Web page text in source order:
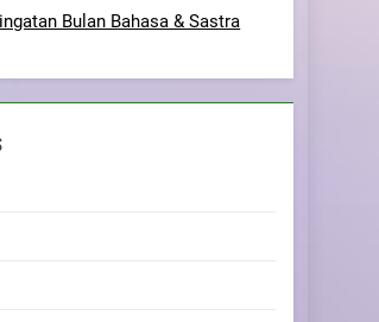
Bulan Bahasa & Sastra